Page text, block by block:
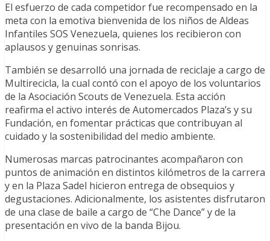
El esfuerzo de cada competidor fue recompensado en la
meta con la emotiva bienvenida de los niños de Aldeas
Infantiles SOS Venezuela, quienes los recibieron con
aplausos y genuinas sonrisas.
También se desarrolló una jornada de reciclaje a cargo de
Multirecicla, la cual contó con el apoyo de los voluntarios
de la Asociación Scouts de Venezuela. Esta acción
reafirma el activo interés de Automercados Plaza’s y su
Fundación, en fomentar prácticas que contribuyan al
cuidado y la sostenibilidad del medio ambiente.
Numerosas marcas patrocinantes acompañaron con
puntos de animación en distintos kilómetros de la carrera
y en la Plaza Sadel hicieron entrega de obsequios y
degustaciones. Adicionalmente, los asistentes disfrutaron
de una clase de baile a cargo de “Che Dance” y de la
presentación en vivo de la banda Bijou.